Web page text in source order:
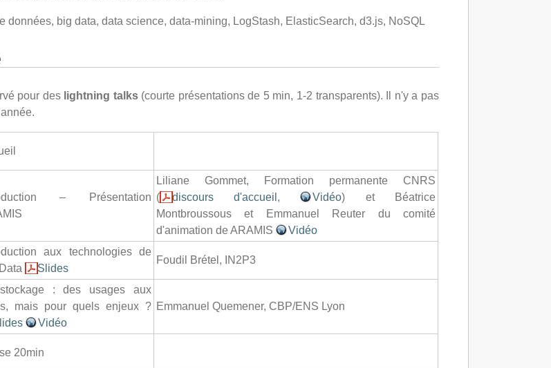
données, big data, data science, data-mining, LogStash, ElasticSearch, d3.js, NoSQL
pour des lightning talks(courte présentations de 5 min, 1-2 transparents). Il n'y a pas
– Présentation
Liliane Gommet, Formation permanente CNRS
(
discours d'accueil , Vidéo) et Béatrice
Montbroussous et Emmanuel Reuter du comité
d'animation de ARAMIS
Vidéo
aux technologies de
Slides
Foudil Brétel, IN2P3
: des usages aux
mais pour quels enjeux ?
Vidéo
Emmanuel Quemener, CBP/ENS Lyon
20min